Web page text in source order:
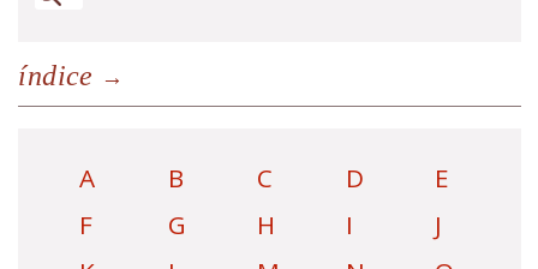
índice
A B C D
E
F
G H I
J